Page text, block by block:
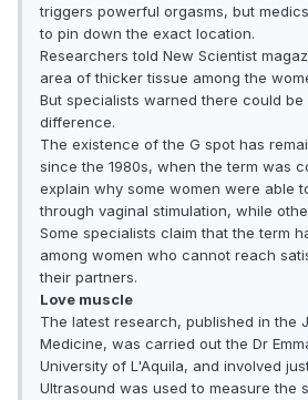
triggers powerful orgasms, but
to pin down the exact location.
Researchers told New Scientist
area of thicker tissue among the
But specialists warned there could
difference.
The existence of the G spot has
since the 1980s, when the term was
explain why some women were able
through vaginal stimulation, while
Some specialists claim that the term
among women who cannot reach
their partners.
Love muscle
The latest research, published in the
Medicine, was carried out the Dr
University of L'Aquila, and involved
Ultrasound was used to measure the